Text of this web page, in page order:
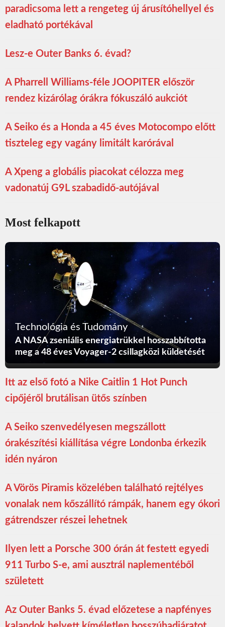
paradicsoma lett a rengeteg új árusítóhellyel és
eladható portékával
Lesz-e Outer Banks 6. évad?
A Pharrell Williams-féle JOOPITER először
rendez kizárólag órákra fókuszáló aukciót
A Seiko és a Honda a 45 éves Motocompo előtt
tiszteleg egy vagány limitált karórával
A Xpeng a globális piacokat célozza meg
vadonatúj G9L szabadidő-autójával
Most felkapott
Technológia és Tudomány
A NASA zseniális energiatrükkel hosszabbította
meg a 48 éves Voyager-2 csillagközi küldetését
Itt az első fotó a Nike Caitlin 1 Hot Punch
cipőjéről brutálisan ütős színben
A Seiko szenvedélyesen megszállott
órakészítési kiállítása végre Londonba érkezik
idén nyáron
A Vörös Piramis közelében található rejtélyes
vonalak nem kőszállító rámpák, hanem egy ókori
gátrendszer részei lehetnek
Ilyen lett a Porsche 300 órán át festett egyedi
911 Turbo S-e, ami ausztrál naplementéből
született
Az Outer Banks 5. évad előzetese a napfényes